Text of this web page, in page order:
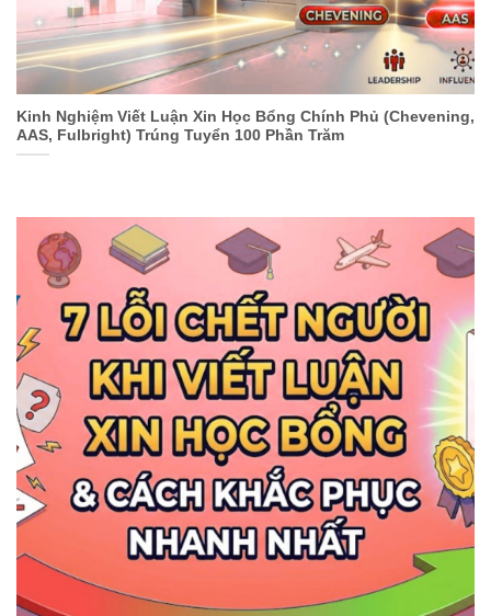
Kinh Nghiệm Viết Luận Xin Học Bổng Chính Phủ (Chevening,
AAS, Fulbright) Trúng Tuyển 100 Phần Trăm